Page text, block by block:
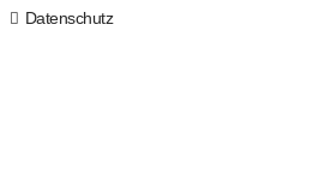
Datenschutz